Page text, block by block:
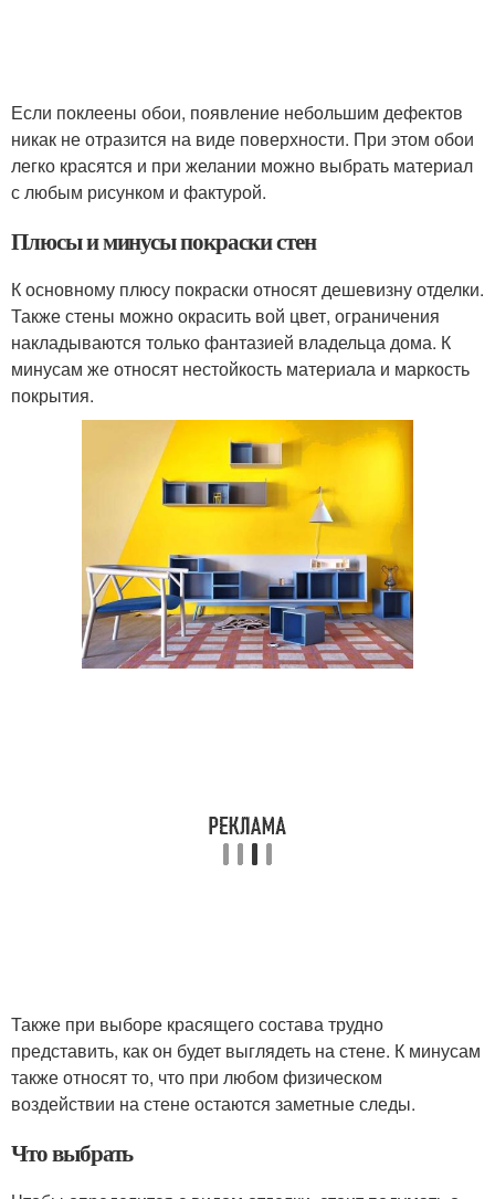
Если поклеены обои, появление небольшим дефектов
никак не отразится на виде поверхности. При этом обои
легко красятся и при желании можно выбрать материал
с любым рисунком и фактурой.
Плюсы и минусы покраски стен
К основному плюсу покраски относят дешевизну отделки.
Также стены можно окрасить вой цвет, ограничения
накладываются только фантазией владельца дома. К
минусам же относят нестойкость материала и маркость
покрытия.
Также при выборе красящего состава трудно
представить, как он будет выглядеть на стене. К минусам
также относят то, что при любом физическом
воздействии на стене остаются заметные следы.
Что выбрать